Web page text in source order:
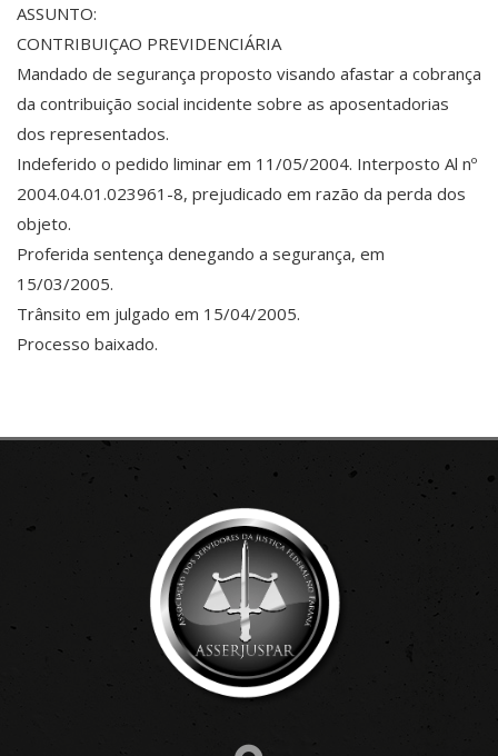
ASSUNTO:
CONTRIBUIÇAO PREVIDENCIÁRIA
Mandado de segurança proposto visando afastar a cobrança
da contribuição social incidente sobre as aposentadorias
dos representados.
Indeferido o pedido liminar em 11/05/2004. Interposto Al nº
2004.04.01.023961-8, prejudicado em razão da perda dos
objeto.
Proferida sentença denegando a segurança, em
15/03/2005.
Trânsito em julgado em 15/04/2005.
Processo baixado.